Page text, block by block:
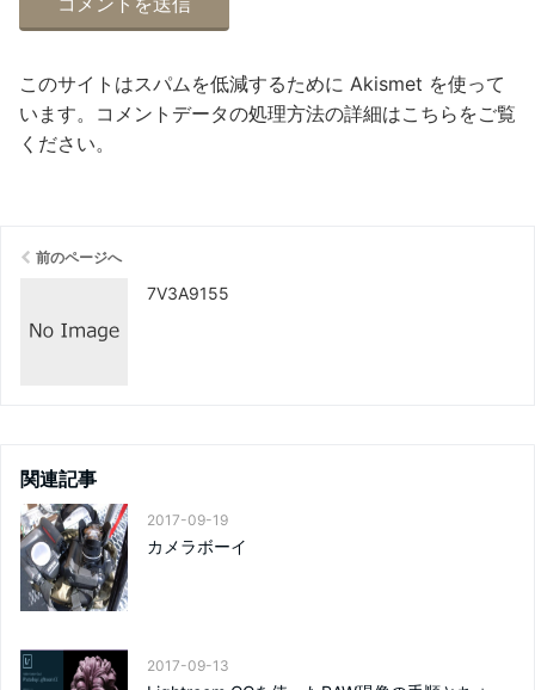
このサイトはスパムを低減するために Akismet を使って
います。 コメントデータの処理方法の詳細はこちらをご覧
ください。
前のページへ
7V3A9155
関連記事
2017-09-19
カメラボーイ
2017-09-13